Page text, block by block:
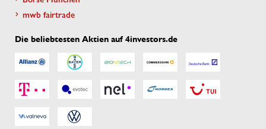
mwb fairtrade
Die beliebtesten Aktien auf 4investors.de